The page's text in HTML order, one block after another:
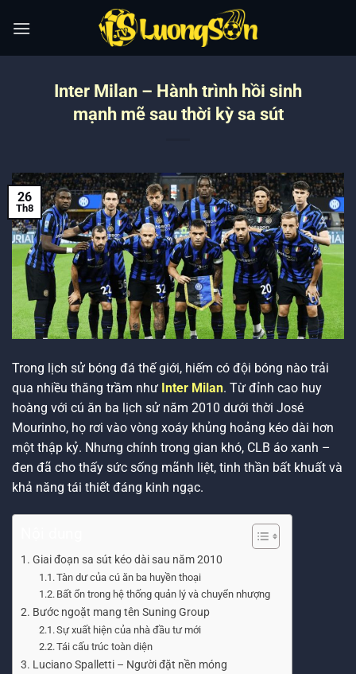
qua
Inter Milan – Hành trình hồi sinh
mạnh mẽ sau thời kỳ sa sút
26
Th8
Trong lịch sử bóng đá thế giới, hiếm có đội bóng nào trải
qua nhiều thăng trầm như Inter Milan. Từ đỉnh cao huy
hoàng với cú ăn ba lịch sử năm 2010 dưới thời José
Mourinho, họ rơi vào vòng xoáy khủng hoảng kéo dài hơn
một thập kỷ. Nhưng chính trong gian khó, CLB áo xanh –
đen đã cho thấy sức sống mãnh liệt, tinh thần bất khuất và
khả năng tái thiết đáng kinh ngạc.
Giai đoạn sa sút kéo dài sau năm 2010
Tàn dư của cú ăn ba huyền thoại
Bất ổn trong hệ thống quản lý và chuyển nhượng
Bước ngoặt mang tên Suning Group
Sự xuất hiện của nhà đầu tư mới
Tái cấu trúc toàn diện
Luciano Spalletti – Người đặt nền móng